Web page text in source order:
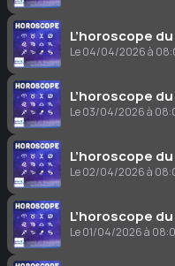
L’horoscope du
Le 04/04/2026 à
L’horoscope du
Le 03/04/2026 à
L’horoscope du
Le 02/04/2026 à
L’horoscope du
Le 01/04/2026 à